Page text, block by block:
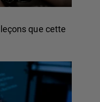
que cette